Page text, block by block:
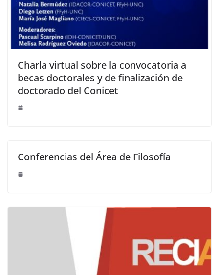
Charla virtual sobre la convocatoria a
becas doctorales y de finalización de
doctorado del Conicet
Conferencias del Área de Filosofía